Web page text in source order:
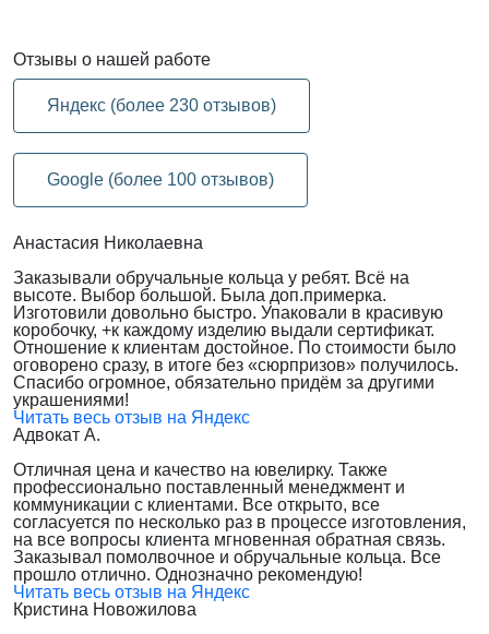
Отзывы о нашей работе
Яндекс (более 230 отзывов)
Google (более 100 отзывов)
Анастасия Николаевна
Заказывали обручальные кольца у ребят. Всё на
высоте. Выбор большой. Была доп.примерка.
Изготовили довольно быстро. Упаковали в красивую
коробочку, +к каждому изделию выдали сертификат.
Отношение к клиентам достойное. По стоимости было
оговорено сразу, в итоге без «сюрпризов» получилось.
Спасибо огромное, обязательно придём за другими
украшениями!
Читать весь отзыв на Яндекс
Адвокат А.
Отличная цена и качество на ювелирку. Также
профессионально поставленный менеджмент и
коммуникации с клиентами. Все открыто, все
согласуется по несколько раз в процессе изготовления,
на все вопросы клиента мгновенная обратная связь.
Заказывал помолвочное и обручальные кольца. Все
прошло отлично. Однозначно рекомендую!
Читать весь отзыв на Яндекс
Кристина Новожилова